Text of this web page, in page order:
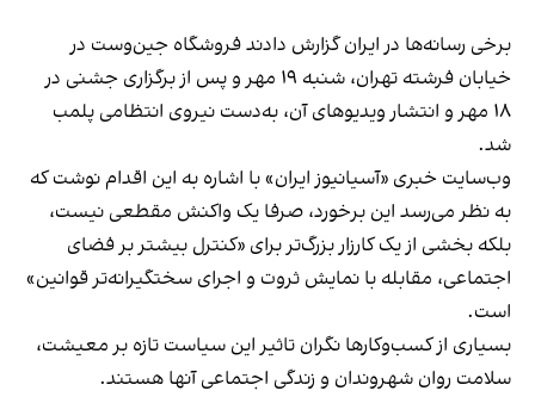
برخی رسانه‌ها در ایران گزارش دادند فروشگاه جین‌وست در
خیابان فرشته تهران، شنبه ۱۹ مهر و پس از برگزاری جشنی در
۱۸ مهر و انتشار ویدیوهای آن، به‌دست نیروی انتظامی پلمب
شد.
وب‌سایت خبری «آسیانیوز ایران» با اشاره به این اقدام نوشت که
به نظر می‌رسد این برخورد، صرفا یک واکنش مقطعی نیست،
بلکه بخشی از یک کارزار بزرگ‌تر برای «کنترل بیشتر بر فضای
اجتماعی، مقابله با نمایش ثروت و اجرای سختگیرانه‌تر قوانین»
است.
بسیاری از کسب‌وکارها نگران تاثیر این سیاست‌ تازه بر معیشت،
سلامت روان شهروندان و زندگی اجتماعی آنها هستند.